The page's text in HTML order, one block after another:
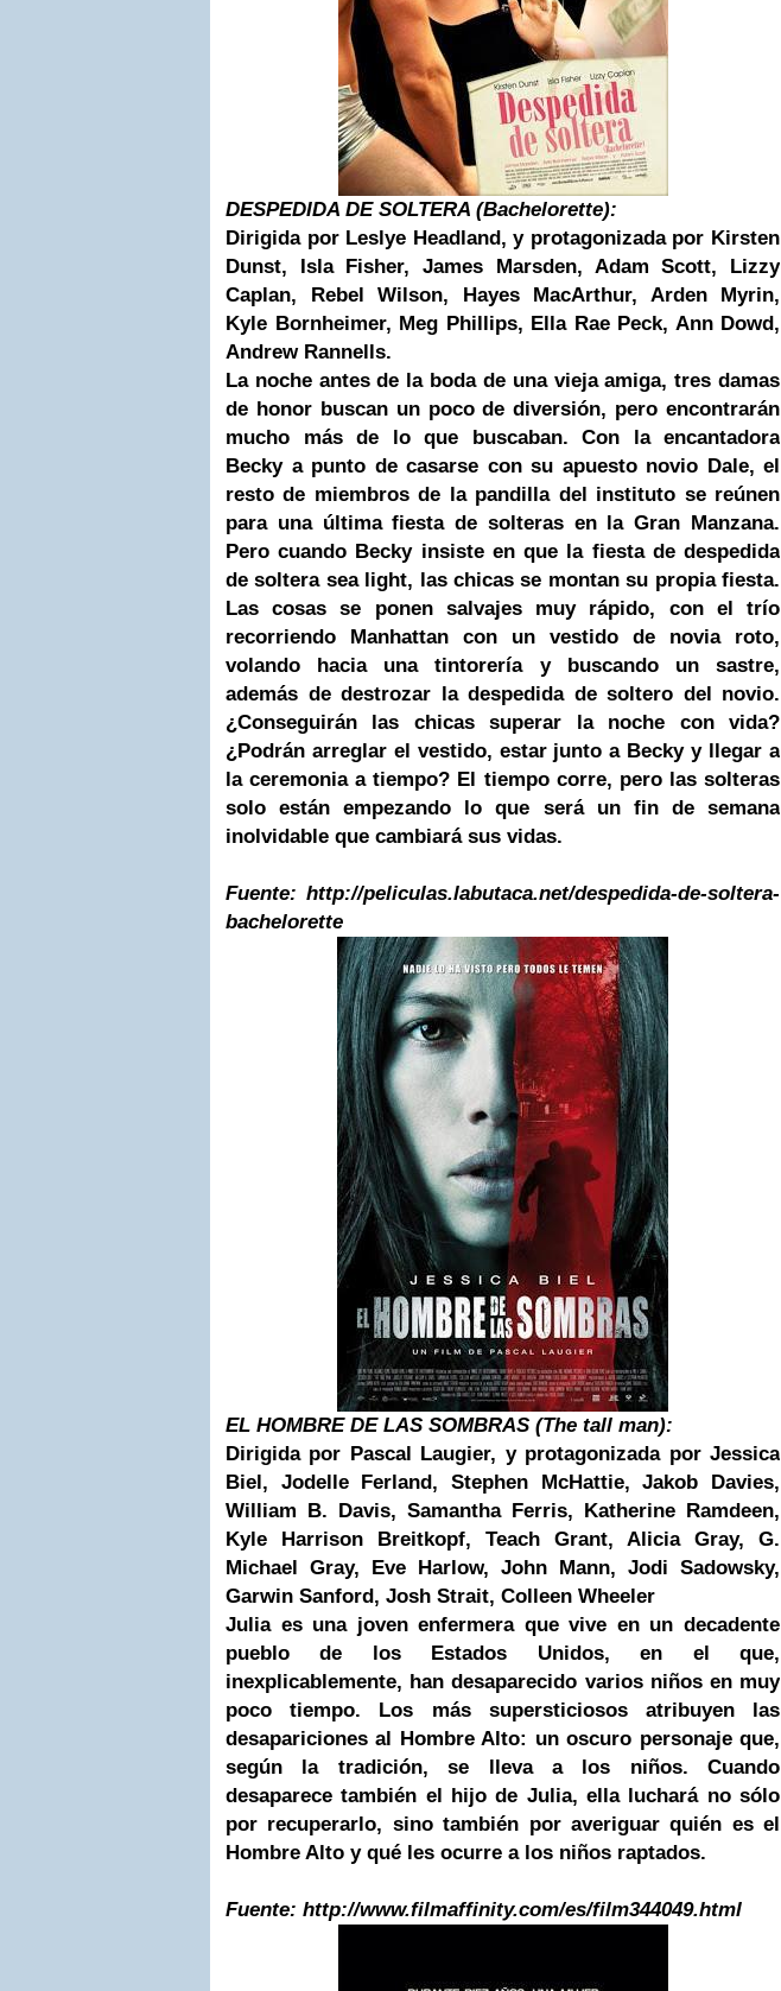
DESPEDIDA DE SOLTERA (Bachelorette):
Dirigida por Leslye Headland, y protagonizada por Kirsten
Dunst, Isla Fisher, James Marsden, Adam Scott, Lizzy
Caplan, Rebel Wilson, Hayes MacArthur, Arden Myrin,
Kyle Bornheimer, Meg Phillips, Ella Rae Peck, Ann Dowd,
Andrew Rannells.
La noche antes de la boda de una vieja amiga, tres damas
de honor buscan un poco de diversión, pero encontrarán
mucho más de lo que buscaban. Con la encantadora
Becky a punto de casarse con su apuesto novio Dale, el
resto de miembros de la pandilladel instituto se reúnen
para una última fiesta de solteras en la Gran Manzana.
Pero cuando Becky insiste en que la fiesta de despedida
de soltera sea light, las chicas se montan su propia fiesta.
Las cosas se ponen salvajes muy rápido, con el trío
recorriendo Manhattan con un vestido de novia roto,
volando hacia una tintorería y buscando un sastre,
además de destrozar la despedida de soltero del novio.
¿Conseguirán las chicas superar la noche con vida?
¿Podrán arreglar el vestido, estar junto a Becky y llegar a
la ceremonia a tiempo? El tiempo corre, pero las solteras
solo están empezando lo que será un fin de semana
inolvidable que cambiará sus vidas.
Fuente: http://peliculas.labutaca.net/despedida-de-soltera-
bachelorette
EL HOMBRE DE LAS SOMBRAS (The tall man):
Dirigida por Pascal Laugier, y protagonizada por Jessica
Biel, Jodelle Ferland, Stephen McHattie, Jakob Davies,
William B. Davis, Samantha Ferris, Katherine Ramdeen,
Kyle Harrison Breitkopf, Teach Grant, Alicia Gray, G.
Michael Gray, Eve Harlow, John Mann, Jodi Sadowsky,
Garwin Sanford, Josh Strait, Colleen Wheeler
Julia es una joven enfermera que vive en un decadente
pueblo de los Estados Unidos, en el que,
inexplicablemente, han desaparecido varios niños en muy
poco tiempo. Los más supersticiosos atribuyen las
desapariciones al Hombre Alto: un oscuro personaje que,
según la tradición, se lleva a los niños. Cuando
desaparece también el hijo de Julia, ella luchará no sólo
por recuperarlo, sino también por averiguar quién es el
Hombre Alto y qué les ocurre a los niños raptados.
Fuente: http://www.filmaffinity.com/es/film344049.html